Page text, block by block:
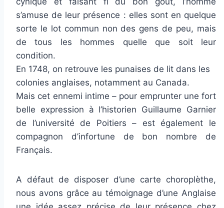
s’amuse de leur présence : elles sont en quelque
sorte le lot commun non des gens de peu, mais
de tous les hommes quelle que soit leur
condition.
En 1748, on retrouve les punaises de lit dans les
colonies anglaises, notamment au Canada.
Mais cet ennemi intime – pour emprunter une fort
belle expression à l’historien Guillaume Garnier
de l’université de Poitiers – est également le
compagnon d’infortune de bon nombre de
Français.
A défaut de disposer d’une carte choroplèthe,
nous avons grâce au témoignage d’une Anglaise